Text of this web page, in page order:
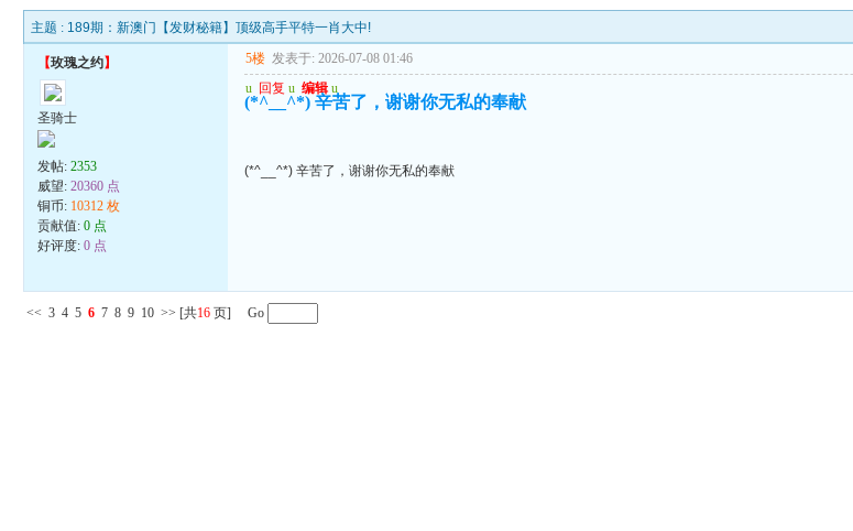
主题 : 189期：新澳门【发财秘籍】顶级高手平特一肖大中!
【玫瑰之约】
圣骑士
发帖:2353
威望:20360 点
铜币: 10312 枚
贡献值:0 点
好评度:0 点
5楼 发表于: 2026-07-08 01:46
u 回复 u 编辑 u
(*^__^*) 辛苦了，谢谢你无私的奉献
(*^__^*) 辛苦了，谢谢你无私的奉献
<< 3 4 5 6 7 8 9 10 >> [共16 页] Go